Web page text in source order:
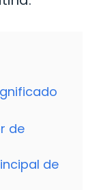
de
de